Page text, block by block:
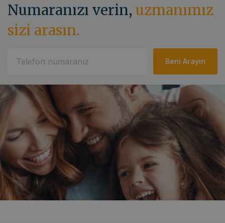
Numaranızı verin, uzmanımız
sizi arasın.